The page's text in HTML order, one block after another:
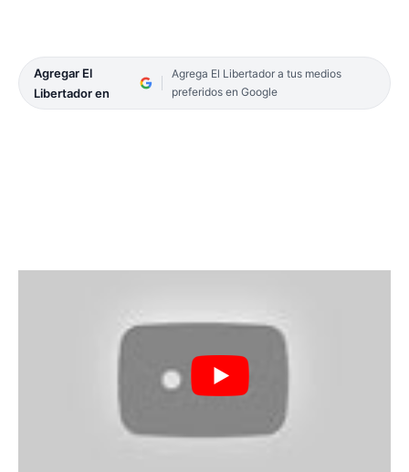
Agregar El
Libertador en
Agrega El Libertador a tus medios
preferidos en Google